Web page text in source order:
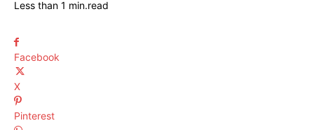
Less than 1 min.read
Facebook
X
Pinterest